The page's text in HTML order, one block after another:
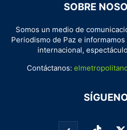
SOBRE
Somos un medio de
Periodismo de Paz e
internacional,
Contáctanos: